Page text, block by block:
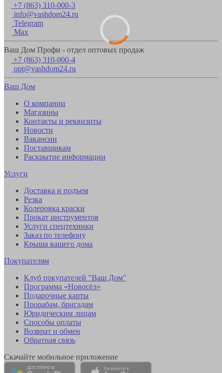
+7 (863) 310-000-3
info@vashdom24.ru
Telegram
Max
Ваш Дом Профи - отдел оптовых продаж
+7 (863) 310-000-4
opt@vashdom24.ru
Ваш Дом
О компании
Магазины
Контакты и реквизиты
Новости
Вакансии
Поставщикам
Раскрытие информации
Услуги
Доставка и подъем
Резка
Колеровка краски
Прокат инструментов
Услуги спецтехники
Заказ по телефону
Крыша вашего дома
Покупателям
Клуб покупателей "Ваш Дом"
Программа «Новосёл»
Подарочные карты
Прорабам, бригадам
Юридическим лицам
Способы оплаты
Возврат и обмен
Обратная связь
Скачайте мобильное приложение